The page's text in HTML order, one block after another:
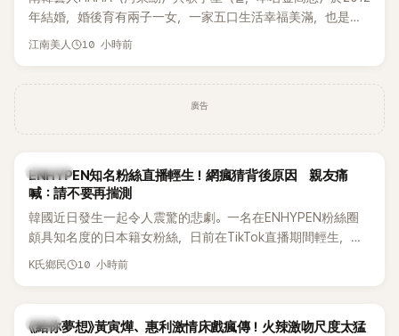
年結婚，婚後育有兩子一女，一家五口生活幸福美滿，也是韓
國演藝圈公認的模範夫妻。近日，星首度公開當年決定嫁給
江南美人 10 小時前
廣告
K-POP
ENHYPEN知名粉絲直播輕生！網瘋猜背後原因 親友痛
喊：請不要再揣測
韓國近日發生一起令人震驚的悲劇。一名在ENHYPEN粉絲圈
頗具知名度的日本籍女粉絲，日前在TikTok直播期間輕生，最
終不幸身亡，消息曝光後震驚韓網，也讓不少粉絲湧入社群平
K氏鄉民 10 小時前
韓劇
《給你夢想》黃寅燁、惠利激情床戲瘋傳！火辣激吻尺度太猛